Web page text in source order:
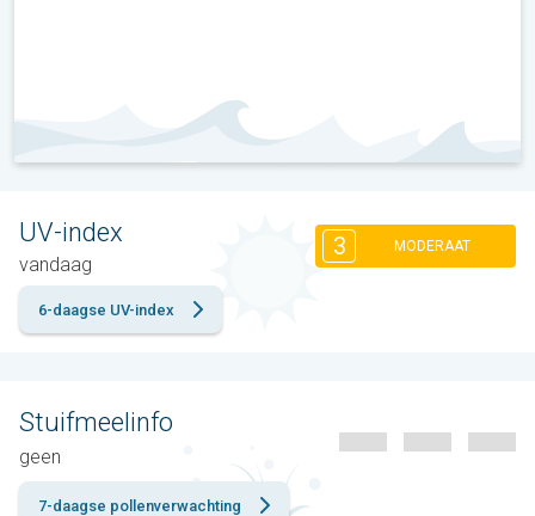
UV-index
vandaag
3 MODERAAT
6-daagse UV-index
Stuifmeelinfo
geen
7-daagse pollenverwachting